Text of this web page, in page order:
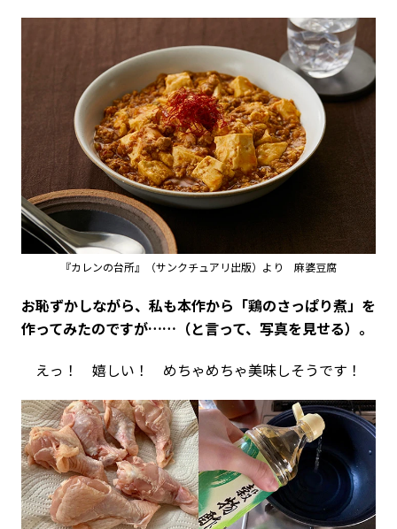
『カレンの台所』（サンクチュアリ出版）より 麻婆豆腐
――お恥ずかしながら、私も本作から「鶏のさっぱり煮」を
作ってみたのですが……（と言って、写真を見せる）。
えっ！ 嬉しい！ めちゃめちゃ美味しそうです！